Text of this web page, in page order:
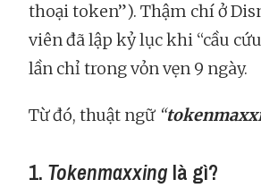
thoại token”). Thậm chí ở
viên đã lập kỷ lục khi “cầu
lần chỉ trong vỏn vẹn 9 ngày.
Từ đó, thuật ngữ “
1. Tokenmaxxing là gì?